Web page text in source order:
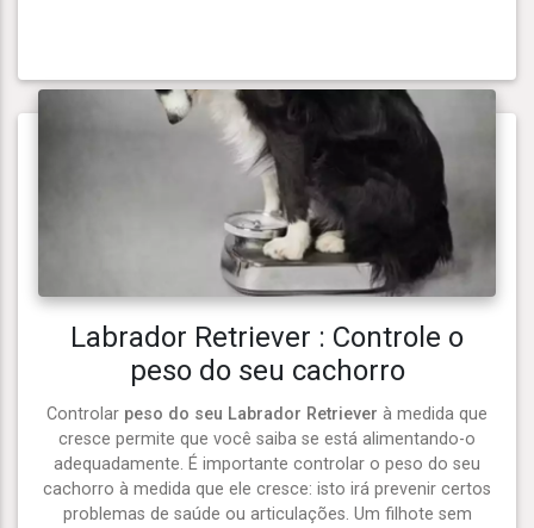
Labrador Retriever : Controle o
peso do seu cachorro
Controlar peso do seu Labrador Retriever à medida que
cresce permite que você saiba se está alimentando-o
adequadamente. É importante controlar o peso do seu
cachorro à medida que ele cresce: isto irá prevenir certos
problemas de saúde ou articulações. Um filhote sem